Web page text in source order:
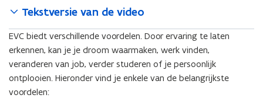
Tekstversie van de video
EVC biedt verschillende voordelen. Door ervaring te laten
erkennen, kan je je droom waarmaken, werk vinden,
veranderen van job, verder studeren of je persoonlijk
ontplooien. Hieronder vind je enkele van de belangrijkste
voordelen: